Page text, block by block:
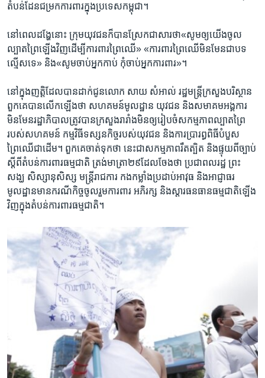
តំបន់​ដែន​ជម្រក​ការពារ​ក្នុង​ប្រទេស​កម្ពុជា។​
នៅ​ពេល​ដង្ហែ​នោះ​ ក្រុមយុវជនក៏​បាន​ស្រែក​ជា​សារ​ថា​«សូមឲ្យ​យើង​ចូល​
ល្បាត​ព្រៃ​ឡើង​វិញ​ដើម្បី​ការពារ​ព្រៃឈើ»​ «ការពារ​ព្រៃឈើ​មិន​មែន​ជា​បទ​
ល្មើស​ទេ» ​និង​«សូម​ចាប់​អ្នក​កាប់ ​កុំ​ចាប់​អ្នក​ការពារ»។​
នៅ​ក្នុង​ញត្តិ​ដែល​បាន​ដាក់​ជូន​លោក​ សាយ សំអាល់ ​រដ្ឋមន្ត្រី​ក្រសួង​បរិស្ថាន​
ពួកគេ​បាន​លើក​ឡើង​ថា​ សហគមន៍​មូលដ្ឋាន​ យុវជន ​និង​សមាគម​អង្គការ​
មិន​មែន​រដ្ឋាភិបាល​ត្រូវ​បាន​ក្រសួង​រារាំង​មិន​ឲ្យរៀបចំ​សកម្មភាព​ល្បាត​ព្រៃ​
របស់​សហគមន៍​ កម្មវិធី​ទស្សន​កិច្ច​របស់​យុវជន ​និង​ការ​ប្រារព្ធ​ពិធី​បំបួស​
ព្រៃឈើ​ជាដើម។​ ពួកគេ​ចាត់​ទុក​ថា​ នេះ​ជា​សកម្មភាព​រឹតត្បិត ​និង​ផ្ទុយ​ពី​ច្បាប់​
ស្តីពី​តំបន់​ការពារ​ធម្មជាតិ ​ត្រង់​មាត្រា​២៩​ដែល​ចែង​ថា​ ​ប្រជា​ពល​រដ្ឋ ​ព្រះ​
សង្ឃ ​សិស្សានុសិស្ស ​មន្ត្រី​រាជការ ​កង​កម្លាំង​ប្រដាប់​អាវុធ ​និង​អាជ្ញាធរ​
មូលដ្ឋាន​មាន​ករណី​កិច្ច​ចូលរួម​ការពារ ​អភិរក្ស ​និង​ស្ដារ​ធនធាន​ធម្មជាតិ​ឡើង​
វិញ​ក្នុង​តំបន់​ការពារ​ធម្មជាតិ។​